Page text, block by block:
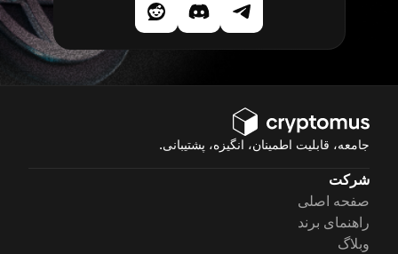
جامعه، قابلیت اطمینان، انگیزه، پشتیبانی.
شرکت
صفحه اصلی
راهنمای برند
وبلاگ